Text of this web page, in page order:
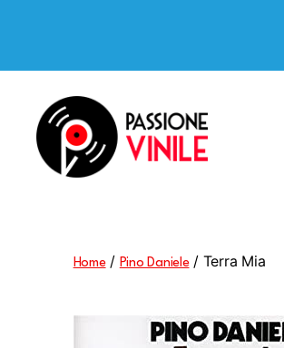
Home/ Pino Daniele/ Terra Mia